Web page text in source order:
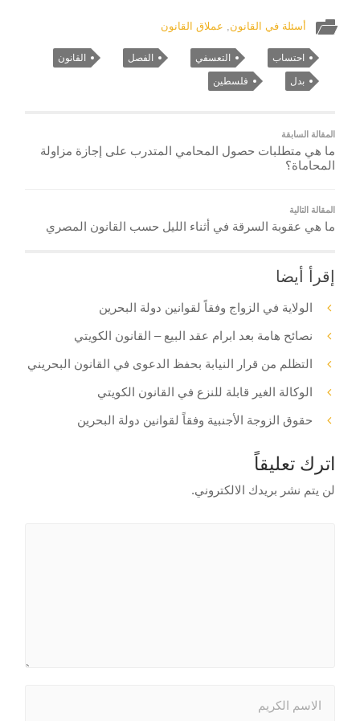
أسئلة في القانون عملاق القانون
احتساب التعسفي الفصل القانون
بدل فلسطين
المقالة السابقة
ما هي متطلبات حصول المحامي المتدرب على إجازة مزاولة
المحاماة؟
المقالة التالية
ما هي عقوبة السرقة في أثناء الليل حسب القانون المصري
إقرأ أيضا
الولاية في الزواج وفقاً لقوانين دولة البحرين
نصائح هامة بعد ابرام عقد البيع – القانون الكويتي
التظلم من قرار النيابة بحفظ الدعوى في القانون البحريني
الوكالة الغير قابلة للنزع في القانون الكويتي
حقوق الزوجة الأجنبية وفقاً لقوانين دولة البحرين
اترك تعليقاً
لن يتم نشر بريدك الالكتروني.